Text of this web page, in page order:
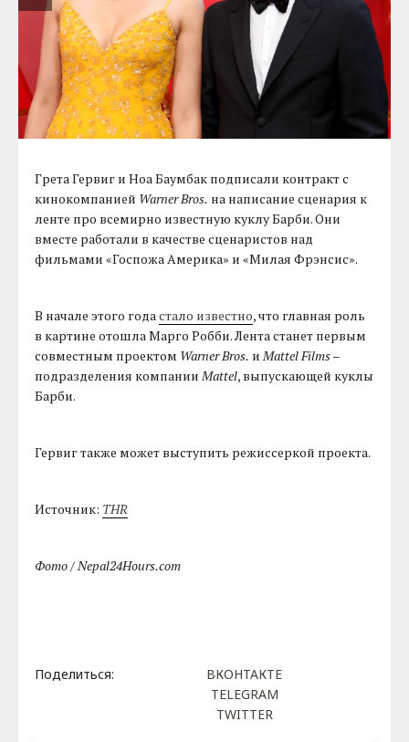
Грета Гервиг и Ноа Баумбак подписали контракт с
кинокомпанией Warner Bros. на написание сценария к
ленте про всемирно известную куклу Барби. Они
вместе работали в качестве сценаристов над
фильмами «Госпожа Америка» и «Милая Фрэнсис».
В начале этого годастало известно, что главная роль
в картине отошла Марго Робби. Лента станет первым
совместным проектом Warner Bros. иMattel Films–
подразделения компанииMattel, выпускающей куклы
Барби.
Гервиг также может выступить режиссеркой проекта.
Источник: THR
Фото / Nepal24Hours.com
Поделиться:
ВКОНТАКТЕ
TELEGRAM
TWITTER